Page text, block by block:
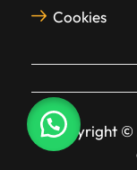
Cookies
Copyright ©